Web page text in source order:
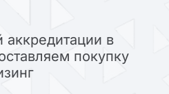
аккредитации в
покупку